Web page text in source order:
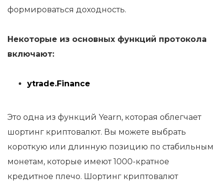
формироваться доходность.
Некоторые из основных функций протокола
включают:
ytrade.Finance
Это одна из функций Yearn, которая облегчает
шортинг криптовалют. Вы можете выбрать
короткую или длинную позицию по стабильным
монетам, которые имеют 1000-кратное
кредитное плечо. Шортинг криптовалют